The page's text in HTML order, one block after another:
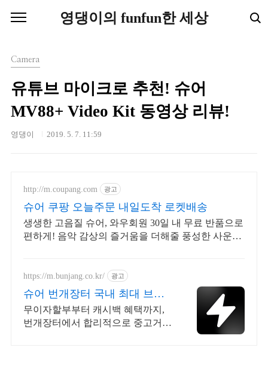
영댕이의 funfun한 세상
Camera
유튜브 마이크로 추천! 슈어
MV88+ Video Kit 동영상 리뷰!
영댕이 2019. 5. 7. 11:59
http://m.coupang.com 광고
슈어 쿠팡 오늘주문 내일도착 로켓배송
생생한 고음질 슈어, 와우회원 30일 내 무료 반품으로
편하게! 음악 감상의 즐거움을 더해줄 풍성한 사운드,
https://m.bunjang.co.kr/ 광고
슈어 번개장터 국내 최대 브랜
드 중고거래
무이자할부부터 캐시백 혜택까지,
번개장터에서 합리적으로 중고거래